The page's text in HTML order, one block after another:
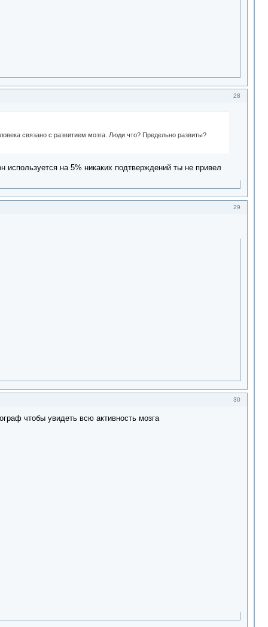
28
связано с развитием мозга. Люди что? Предельно развиты?
на 5% никаких подтверждений ты не привел
29
30
чтобы увидеть всю активность мозга